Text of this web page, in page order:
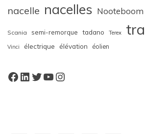
nacelle nacelles Nooteboom
Scania semi-remorque tadano Terex
Vinci électrique élévation éolien
Facebook
LinkedIn
Twitter
YouTube
Instagram